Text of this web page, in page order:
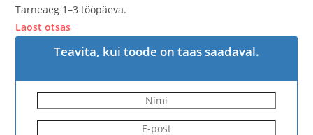
Tarneaeg 1–3 tööpäeva.
Laost otsas
Teavita, kui toode on taas saadaval.